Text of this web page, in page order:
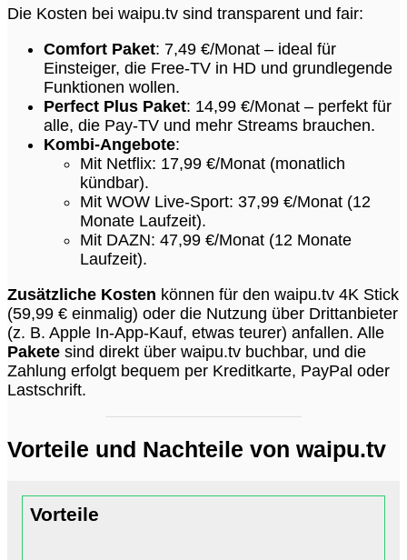
Die Kosten bei waipu.tv sind transparent und fair:
Comfort Paket: 7,49 €/Monat – ideal für
Einsteiger, die Free-TV in HD und grundlegende
Funktionen wollen.
Perfect Plus Paket: 14,99 €/Monat – perfekt für
alle, die Pay-TV und mehr Streams brauchen.
Kombi-Angebote:
Mit Netflix: 17,99 €/Monat (monatlich
kündbar).
Mit WOW Live-Sport: 37,99 €/Monat (12
Monate Laufzeit).
Mit DAZN: 47,99 €/Monat (12 Monate
Laufzeit).
Zusätzliche Kosten können für den waipu.tv 4K Stick
(59,99 € einmalig) oder die Nutzung über Drittanbieter
(z. B. Apple In-App-Kauf, etwas teurer) anfallen. Alle
Pakete sind direkt über waipu.tv buchbar, und die
Zahlung erfolgt bequem per Kreditkarte, PayPal oder
Lastschrift.
Vorteile und Nachteile von waipu.tv
Vorteile